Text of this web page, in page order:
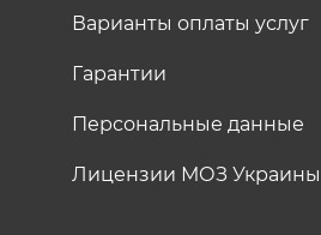
Варианты оплаты услуг
Гарантии
Персональные данные
Лицензии МОЗ Украины